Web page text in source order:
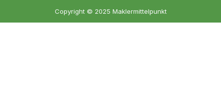
Copyright © 2025 Maklermittelpunkt